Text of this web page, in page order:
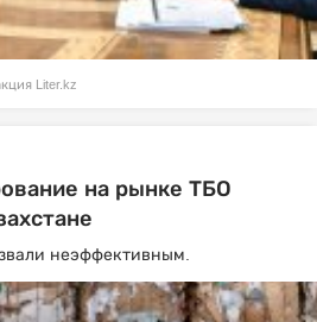
Liter.kz
на рынке ТБО
неэффективным.